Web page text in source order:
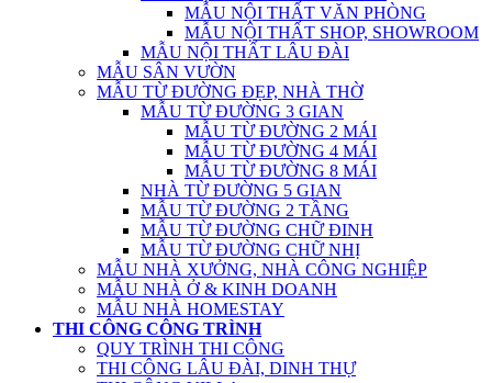
MẪU NỘI THẤT VĂN PHÒNG
MẪU NỘI THẤT SHOP, SHOWROOM
MẪU NỘI THẤT LÂU ĐÀI
MẪU SÂN VƯỜN
MẪU TỪ ĐƯỜNG ĐẸP, NHÀ THỜ
MẪU TỪ ĐƯỜNG 3 GIAN
MẪU TỪ ĐƯỜNG 2 MÁI
MẪU TỪ ĐƯỜNG 4 MÁI
MẪU TỪ ĐƯỜNG 8 MÁI
NHÀ TỪ ĐƯỜNG 5 GIAN
MẪU TỪ ĐƯỜNG 2 TẦNG
MẪU TỪ ĐƯỜNG CHỮ ĐINH
MẪU TỪ ĐƯỜNG CHỮ NHỊ
MẪU NHÀ XƯỞNG, NHÀ CÔNG NGHIỆP
MẪU NHÀ Ở & KINH DOANH
MẪU NHÀ HOMESTAY
THI CÔNG CÔNG TRÌNH
QUY TRÌNH THI CÔNG
THI CÔNG LÂU ĐÀI, DINH THỰ